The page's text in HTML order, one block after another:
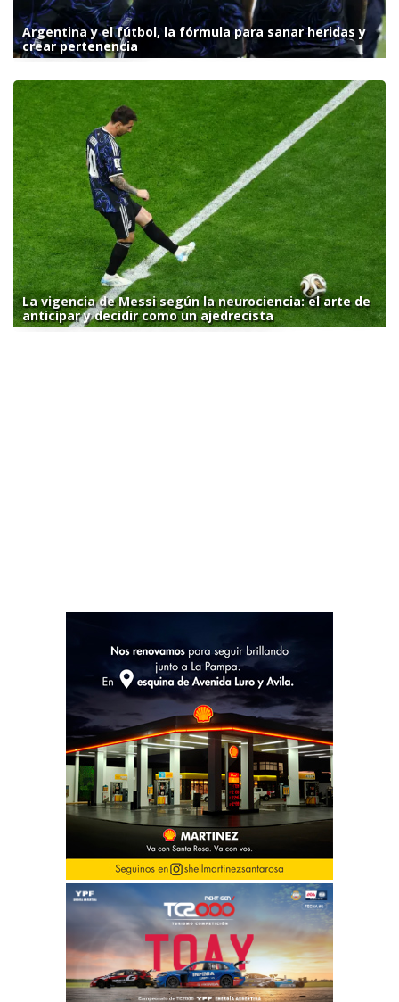
Argentina y el fútbol, la fórmula para sanar heridas y
crear pertenencia
La vigencia de Messi según la neurociencia: el arte de
anticipar y decidir como un ajedrecista